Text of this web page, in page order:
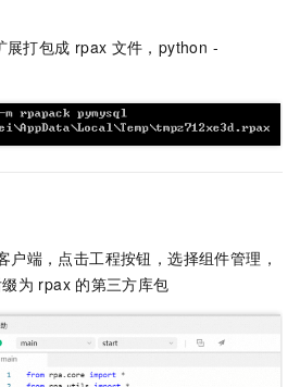
展打包成 rpax 文件，python -
户端，点击工程按钮，选择组件管理，
为 rpax 的第三方库包